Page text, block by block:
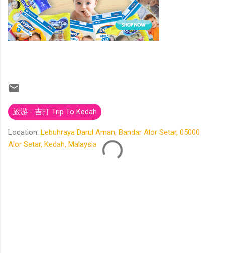
旅游 - 吉打 Trip To Kedah
Location: Lebuhraya Darul Aman, Bandar Alor Setar, 05000
Alor Setar, Kedah, Malaysia